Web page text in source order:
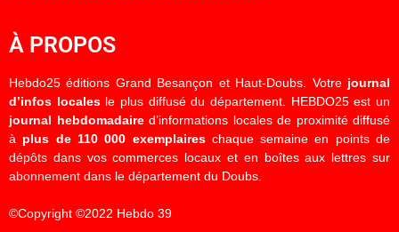
À PROPOS
Hebdo25 éditions Grand Besançon et Haut-Doubs. Votre journal
d’infos localesle plus diffusé du département. HEBDO25 est un
journal hebdomadaired’informations locales de proximité diffusé
à plus de 110 000 exemplaireschaque semaine en points de
dépôts dans vos commerces locaux et en boîtes aux lettres sur
abonnement dans le département du Doubs.
©Copyright ©2022 Hebdo 39